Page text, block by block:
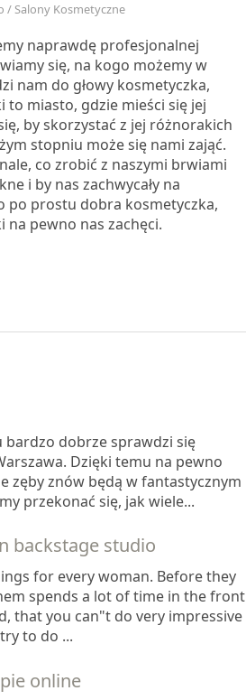
/ Salony Kosmetyczne
naprawdę profesjonalnej
się, na kogo możemy w
nam do głowy kosmetyczka,
to miasto, gdzie mieści się jej
by skorzystać z jej różnorakich
stopniu może się nami zająć.
co zrobić z naszymi brwiami
i by nas zachwycały na
po prostu dobra kosmetyczka,
na pewno nas zachęci.
bardzo dobrze sprawdzi się
Dzięki temu na pewno
zęby znów będą w fantastycznym
przekonać się, jak wiele...
backstage studio
for every woman. Before they
spends a lot of time in the front
that you can"t do very impressive
to do ...
online